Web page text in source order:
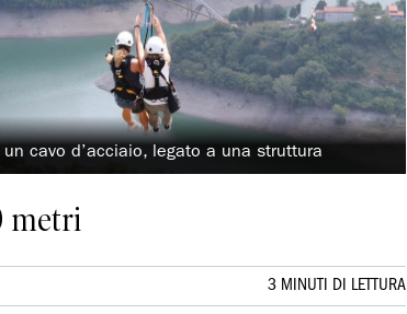
cavo d’acciaio, legato a una struttura
metri
3 MINUTI DI LETTURA